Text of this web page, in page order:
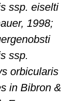
ssp. eiselti
1998;
ssp.
orbicularis
in Bibron &